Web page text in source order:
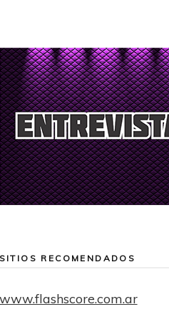
SITIOS RECOMENDADOS
www.flashscore.com.ar